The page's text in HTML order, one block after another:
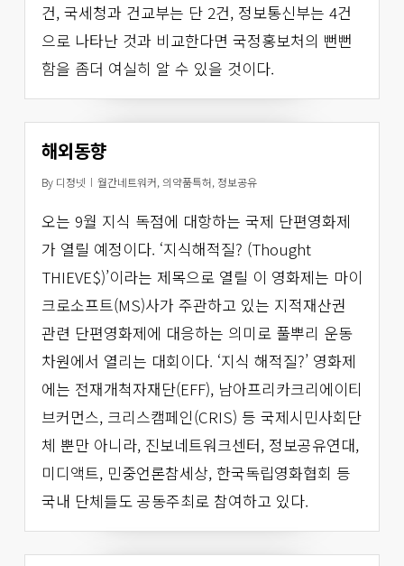
건, 국세청과 건교부는 단 2건, 정보통신부는 4건
으로 나타난 것과 비교한다면 국정홍보처의 뻔뻔
함을 좀더 여실히 알 수 있을 것이다.
해외동향
By 디정넷 월간네트워커, 의약품특허, 정보공유
오는 9월 지식 독점에 대항하는 국제 단편영화제
가 열릴 예정이다. ‘지식해적질? (Thought
THIEVE$)’이라는 제목으로 열릴 이 영화제는 마이
크로소프트(MS)사가 주관하고 있는 지적재산권
관련 단편영화제에 대응하는 의미로 풀뿌리 운동
차원에서 열리는 대회이다. ‘지식 해적질?’ 영화제
에는 전재개척자재단(EFF), 남아프리카크리에이티
브커먼스, 크리스캠페인(CRIS) 등 국제시민사회단
체 뿐만 아니라, 진보네트워크센터, 정보공유연대,
미디액트, 민중언론참세상, 한국독립영화협회 등
국내 단체들도 공동주최로 참여하고 있다.